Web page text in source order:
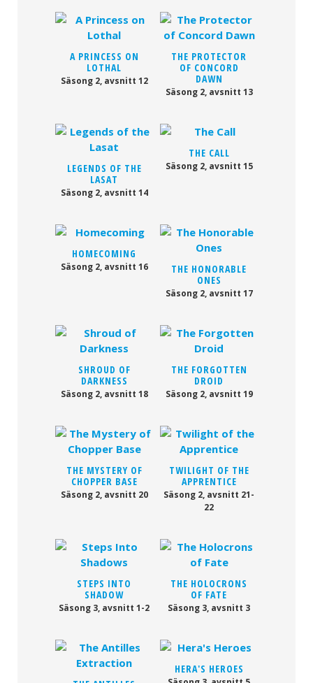
A PRINCESS ON
LOTHAL
Säsong 2, avsnitt 12
THE PROTECTOR
OF CONCORD
DAWN
Säsong 2, avsnitt 13
LEGENDS OF THE
LASAT
Säsong 2, avsnitt 14
THE CALL
Säsong 2, avsnitt 15
HOMECOMING
Säsong 2, avsnitt 16
THE HONORABLE
ONES
Säsong 2, avsnitt 17
SHROUD OF
DARKNESS
Säsong 2, avsnitt 18
THE FORGOTTEN
DROID
Säsong 2, avsnitt 19
THE MYSTERY OF
CHOPPER BASE
Säsong 2, avsnitt 20
TWILIGHT OF THE
APPRENTICE
Säsong 2, avsnitt 21-
22
STEPS INTO
SHADOW
Säsong 3, avsnitt 1-2
THE HOLOCRONS
OF FATE
Säsong 3, avsnitt 3
HERA'S HEROES